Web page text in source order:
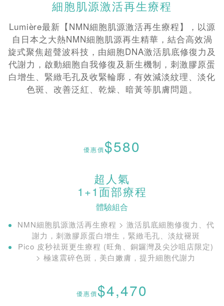
細胞肌源激活再生療程
Lumière最新【NMN細胞肌源激活再生療程】，以源
自日本之大熱NMN細胞肌源再生精華，結合高效渦
旋式聚焦超聲波科技，由細胞DNA激活肌底修復力及
代謝力，啟動細胞自我修復及新生機制，刺激膠原蛋
白增生、緊緻毛孔及收緊輪廓，有效減淡紋理、淡化
色斑、改善泛紅、乾燥、暗黃等肌膚問題。
優惠價$580
超人氣
1+1面部療程
體驗組合
NMN細胞肌源激活再生療程 > 激活肌底細胞修復力、代
謝力，刺激膠原蛋白增生，緊緻毛孔、淡紋褪斑
Pico 皮秒祛斑更生療程 (旺角、銅鑼灣及尖沙咀店限定)
> 極速震碎色斑，美白嫩膚，提升細胞代謝力
優惠價$4,470